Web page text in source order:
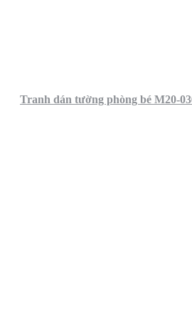
Tranh dán tường phòng bé M20-